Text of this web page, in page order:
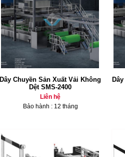
Dây Chuyền Sản Xuất Vải Không
Dệt SMS-2400
Liên hệ
Bảo hành : 12 tháng